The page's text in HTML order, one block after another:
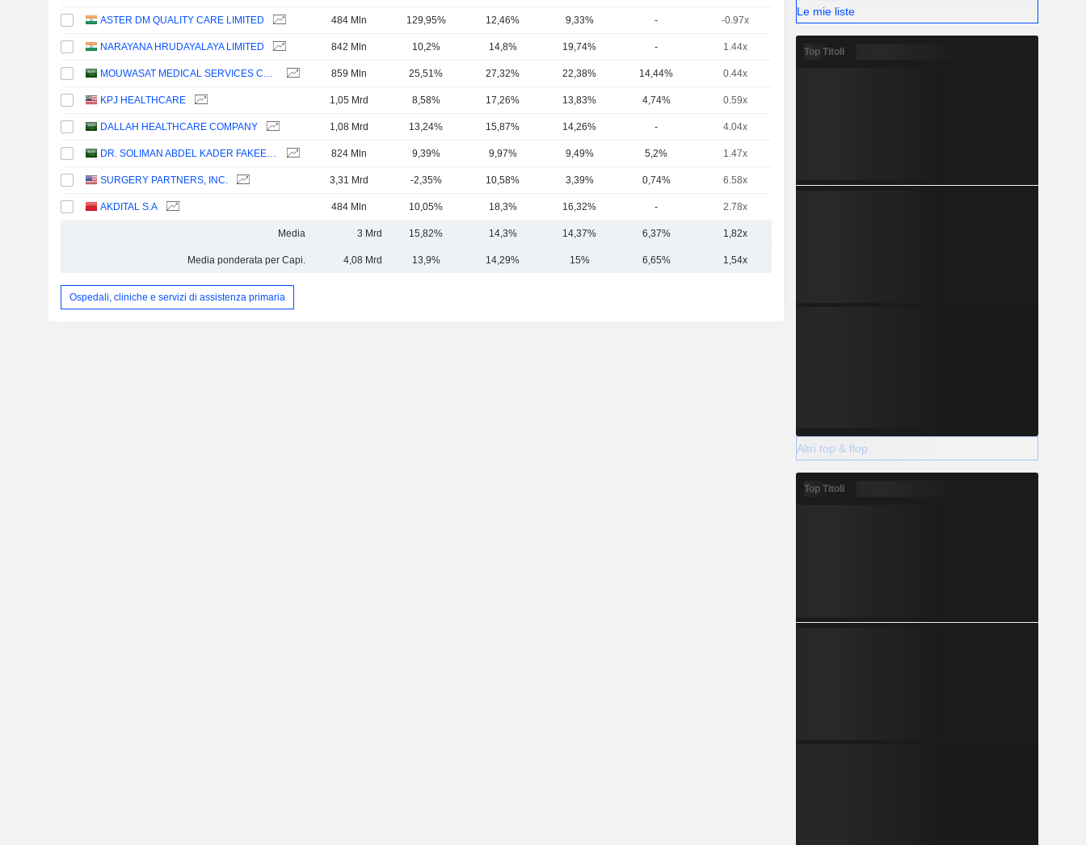
ASTER DM QUALITY CARE LIMITED 484 Mln 129,95% 12,46% 9,33% - -0.97x
NARAYANA HRUDAYALAYA LIMITED 842 Mln 10,2% 14,8% 19,74% - 1.44x
MOUWASAT MEDICAL SERVICES COMPANY 859 Mln 25,51% 27,32% 22,38% 14,44% 0.44x
KPJ HEALTHCARE 1,05 Mrd 8,58% 17,26% 13,83% 4,74% 0.59x
DALLAH HEALTHCARE COMPANY 1,08 Mrd 13,24% 15,87% 14,26% - 4.04x
DR. SOLIMAN ABDEL KADER FAKEEH HOSPITAL COMPANY 824 Mln 9,39% 9,97% 9,49% 5,2% 1.47x
SURGERY PARTNERS, INC. 3,31 Mrd -2,35% 10,58% 3,39% 0,74% 6.58x
AKDITAL S.A 484 Mln 10,05% 18,3% 16,32% - 2.78x
Media 3 Mrd 15,82% 14,3% 14,37% 6,37% 1,82x
Media ponderata per Capi. 4,08 Mrd 13,9% 14,29% 15% 6,65% 1,54x
Ospedali, cliniche e servizi di assistenza primaria
Le mie liste
Top Titoli
Altri top & flop
Top Titoli